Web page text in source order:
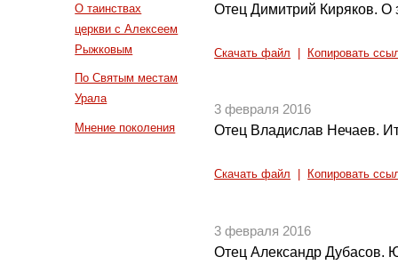
О таинствах
церкви с Алексеем
Рыжковым
По Святым местам
Урала
Мнение поколения
Отец Димитрий Киряков. О
Скачать файл Копировать
3 февраля 2016
Отец Владислав Нечаев.
Скачать файл Копировать
3 февраля 2016
Отец Александр Дубасов.